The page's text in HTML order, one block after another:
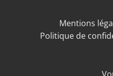
Mentions
Politique de